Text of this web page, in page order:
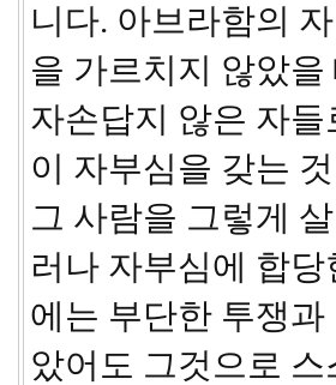
니다. 아브라함의
을 가르치지 않았
자손답지 않은 자
이 자부심을 갖는
그 사람을 그렇게
러나 자부심에 합
에는 부단한 투쟁
았어도 그것으로